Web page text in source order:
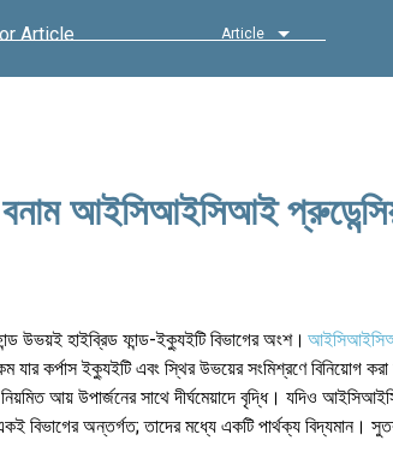
Article Article
আইসিআইসিআই
উভয়ই হাইব্রিড ফান্ড-ইক্যুইটি বিভাগের অংশ।
যার কর্পাস ইক্যুইটি এবং স্থির উভয়ের সংমিশ্রণে বিনিয়োগ
নিয়মিত আয় উপার্জনের সাথে দীর্ঘমেয়াদে বৃদ্ধি। যদিও
বিভাগের অন্তর্গত; তাদের মধ্যে একটি পার্থক্য বিদ্যমান।